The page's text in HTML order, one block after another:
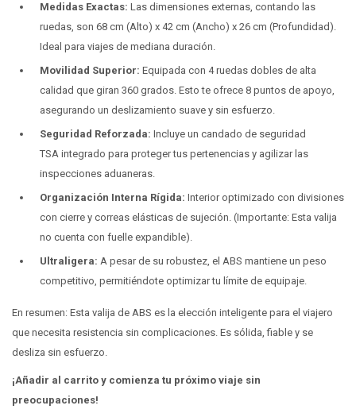
Medidas Exactas: Las dimensiones externas, contando las
ruedas, son 68 cm (Alto) x 42 cm (Ancho) x 26 cm (Profundidad).
Ideal para viajes de mediana duración.
Movilidad Superior: Equipada con 4 ruedas dobles de alta
calidad que giran 360 grados. Esto te ofrece 8 puntos de apoyo,
asegurando un deslizamiento suave y sin esfuerzo.
Seguridad Reforzada: Incluye un candado de seguridad
TSA integrado para proteger tus pertenencias y agilizar las
inspecciones aduaneras.
Organización Interna Rígida: Interior optimizado con divisiones
con cierre y correas elásticas de sujeción. (Importante: Esta valija
no cuenta con fuelle expandible).
Ultraligera: A pesar de su robustez, el ABS mantiene un peso
competitivo, permitiéndote optimizar tu límite de equipaje.
En resumen: Esta valija de ABS es la elección inteligente para el viajero
que necesita resistencia sin complicaciones. Es sólida, fiable y se
desliza sin esfuerzo.
¡Añadir al carrito y comienza tu próximo viaje sin
preocupaciones!